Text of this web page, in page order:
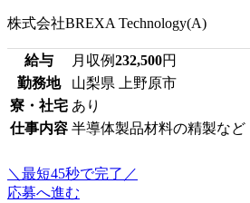
株式会社BREXA Technology(A)
給与 月収例232,500円
勤務地
山梨県 上野原市
寮・社宅 あり
仕事内容 半導体製品材料の精製など
＼最短45秒で完了／
応募へ進む